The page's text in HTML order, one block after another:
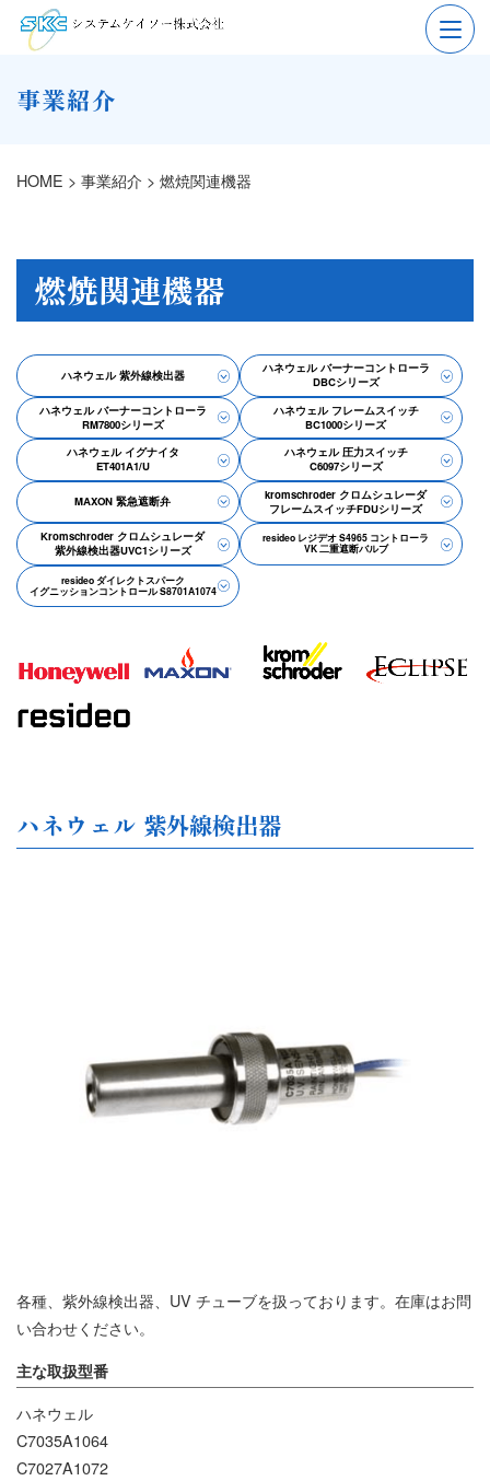
事業紹介
HOME > 事業紹介 > 燃焼関連機器
燃焼関連機器
ハネウェル 紫外線検出器
ハネウェル バーナーコントローラ
DBCシリーズ
ハネウェル バーナーコントローラ
RM7800シリーズ
ハネウェル フレームスイッチ
BC1000シリーズ
ハネウェル イグナイタ
ET401A1/U
ハネウェル 圧力スイッチ
C6097シリーズ
MAXON 緊急遮断弁
kromschroder クロムシュレーダ
フレームスイッチFDUシリーズ
Kromschroder クロムシュレーダ
紫外線検出器UVC1シリーズ
resideo レジデオ S4965 コントローラ
VK 二重遮断バルブ
resideo ダイレクトスパーク
イグニッションコントロール S8701A1074
ハネウェル 紫外線検出器
各種、紫外線検出器、UV チューブを扱っております。在庫はお問
い合わせください。
主な取扱型番
ハネウェル
C7035A1064
C7027A1072